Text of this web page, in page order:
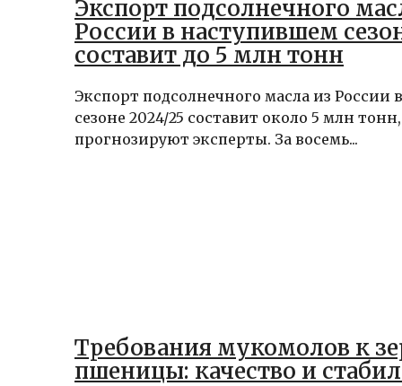
Экспорт подсолнечного
России в наступившем
составит до 5 млн тонн
Экспорт подсолнечного масла из России
сезоне 2024/25 составит около 5 млн тонн,
прогнозируют эксперты. За восемь...
Требования мукомолов к
пшеницы: качество и